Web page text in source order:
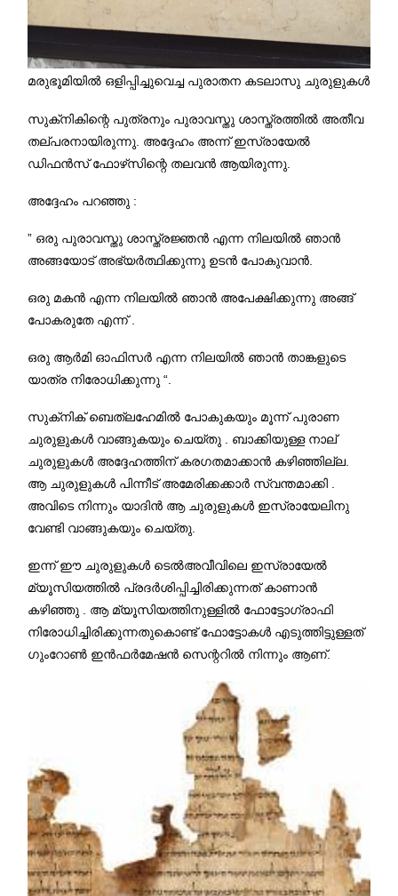
മരുഭൂമിയിൽ ഒളിപ്പിച്ചുവെച്ച പുരാതന കടലാസു ചുരുളുകൾ
സുക്‌നികിന്റെ പുത്രനും പുരാവസ്തു ശാസ്ത്രത്തിൽ അതീവ
തല്പരനായിരുന്നു. അദ്ദേഹം അന്ന് ഇസ്രായേൽ
ഡിഫൻസ് ഫോഴ്‌സിന്റെ തലവൻ ആയിരുന്നു.
അദ്ദേഹം പറഞ്ഞു :
” ഒരു പുരാവസ്തു ശാസ്ത്രജ്ഞൻ എന്ന നിലയിൽ ഞാൻ
അങ്ങയോട് അഭ്യർത്ഥിക്കുന്നു ഉടൻ പോകുവാൻ.
ഒരു മകൻ എന്ന നിലയിൽ ഞാൻ അപേക്ഷിക്കുന്നു അങ്ങ്
പോകരുതേ എന്ന് .
ഒരു ആർമി ഓഫിസർ എന്ന നിലയിൽ ഞാൻ താങ്കളുടെ
യാത്ര നിരോധിക്കുന്നു “.
സുക്‌നിക് ബെത്ലഹേമിൽ പോകുകയും മൂന്ന് പുരാണ
ചുരുളുകൾ വാങ്ങുകയും ചെയ്തു . ബാക്കിയുള്ള നാല്
ചുരുളുകൾ അദ്ദേഹത്തിന് കരഗതമാക്കാൻ കഴിഞ്ഞില്ല.
ആ ചുരുളുകൾ പിന്നീട് അമേരിക്കക്കാർ സ്വന്തമാക്കി .
അവിടെ നിന്നും യാദിൻ ആ ചുരുളുകൾ ഇസ്രായേലിനു
വേണ്ടി വാങ്ങുകയും ചെയ്തു.
ഇന്ന് ഈ ചുരുളുകൾ ടെൽഅവീവിലെ ഇസ്രായേൽ
മ്യൂസിയത്തിൽ പ്രദർശിപ്പിച്ചിരിക്കുന്നത്‌ കാണാൻ
കഴിഞ്ഞു . ആ മ്യൂസിയത്തിനുള്ളിൽ ഫോട്ടോഗ്രാഫി
നിരോധിച്ചിരിക്കുന്നതുകൊണ്ട് ഫോട്ടോകൾ എടുത്തിട്ടുള്ളത്
ഗുംറോൺ ഇൻഫർമേഷൻ സെന്ററിൽ നിന്നും ആണ്.